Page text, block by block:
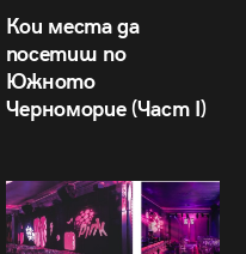
Кои места да
посетиш по
Южното
Черноморие (Част I)